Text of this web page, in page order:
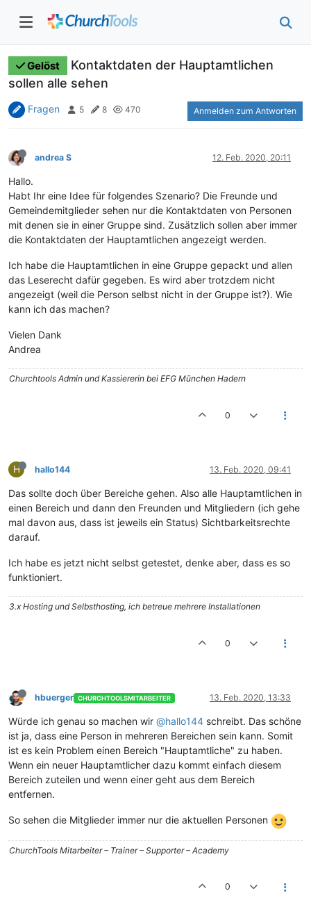
Gelöst
Kontaktdaten der Hauptamtlichen
sollen alle sehen
Fragen 5 8 470 Anmelden zum Antworten
andrea S 12. Feb. 2020, 20:11
Hallo.
Habt Ihr eine Idee für folgendes Szenario? Die Freunde und
Gemeindemitglieder sehen nur die Kontaktdaten von Personen
mit denen sie in einer Gruppe sind. Zusätzlich sollen aber immer
die Kontaktdaten der Hauptamtlichen angezeigt werden.
Ich habe die Hauptamtlichen in eine Gruppe gepackt und allen
das Leserecht dafür gegeben. Es wird aber trotzdem nicht
angezeigt (weil die Person selbst nicht in der Gruppe ist?). Wie
kann ich das machen?
Vielen Dank
Andrea
Churchtools Admin und Kassiererin bei EFG München Hadern
0
H hallo144 13. Feb. 2020, 09:41
Das sollte doch über Bereiche gehen. Also alle Hauptamtlichen in
einen Bereich und dann den Freunden und Mitgliedern (ich gehe
mal davon aus, dass ist jeweils ein Status) Sichtbarkeitsrechte
darauf.
Ich habe es jetzt nicht selbst getestet, denke aber, dass es so
funktioniert.
3.x Hosting und Selbsthosting, ich betreue mehrere Installationen
0
hbuerger CHURCHTOOLSMITARBEITER 13. Feb. 2020, 13:33
Würde ich genau so machen wir @hallo144 schreibt. Das schöne
ist ja, dass eine Person in mehreren Bereichen sein kann. Somit
ist es kein Problem einen Bereich "Hauptamtliche" zu haben.
Wenn ein neuer Hauptamtlicher dazu kommt einfach diesem
Bereich zuteilen und wenn einer geht aus dem Bereich
entfernen.
So sehen die Mitglieder immer nur die aktuellen Personen
ChurchTools Mitarbeiter – Trainer – Supporter – Academy
0